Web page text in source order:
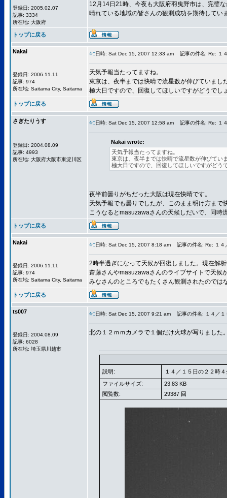
登録日: 2005.02.07
記事: 3334
所在地: 大阪府
12月14日21時、今夜も大阪府羽曳野市は、完璧
晴れている地域の皆さんの観測成功を期待してい
トップに戻る
Nakai
登録日: 2006.11.11
記事: 974
所在地: Saitama City, Saitama
日時: Sat Dec 15, 2007 12:33 am 記事の件名: Re: １
天気予報当たってますね。
東京は、夜半までは快晴で流星数が伸びていまし
極大日ですので、回復してほしいですがどうでし
トップに戻る
さぎたりうす
登録日: 2004.08.09
記事: 4993
所在地: 大阪府大阪市東淀川区
日時: Sat Dec 15, 2007 12:58 am 記事の件名: Re: １
Nakai wrote:
天気予報当たってますね。
東京は、夜半までは快晴で流星数が伸びてい
極大日ですので、回復してほしいですがどう
夜半前曇りがちだった大阪は現在快晴です。
天気予報でも曇りでしたが、このまま明け方まで
こうなるとmasuzawaさんの天候しだいで、同時
トップに戻る
Nakai
登録日: 2006.11.11
記事: 974
所在地: Saitama City, Saitama
日時: Sat Dec 15, 2007 8:18 am 記事の件名: Re: １４
2時半過ぎになって天候が回復しました。現在解
齋藤さんやmasuzawaさんのライブサイトで天候
みなさんのところでもたくさん観測されたのでは
トップに戻る
ts007
登録日: 2004.08.09
記事: 6028
所在地: 埼玉県川越市
日時: Sat Dec 15, 2007 9:21 am 記事の件名: １４／１
北の１２ｍｍカメラで１個だけ火球が写りました
説明:
１４／１５日の２２時
ファイルサイズ:
23.83 KB
閲覧数:
29387 回